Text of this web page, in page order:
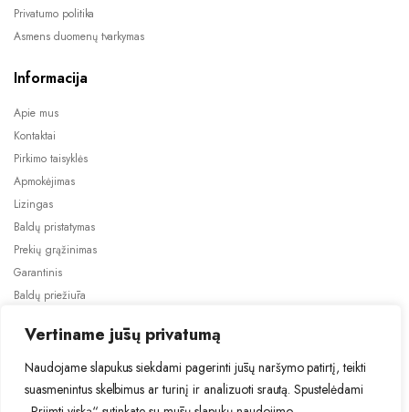
Vertiname jūsų privatumą
Naudojame slapukus siekdami pagerinti jūsų naršymo patirtį, teikti
suasmenintus skelbimus ar turinį ir analizuoti srautą. Spustelėdami
Privatumo politika
Asmens duomenų tvarkymas
Informacija
Apie mus
Kontaktai
Pirkimo taisyklės
Apmokėjimas
Lizingas
Baldų pristatymas
Prekių grąžinimas
Garantinis
Baldų priežiūra